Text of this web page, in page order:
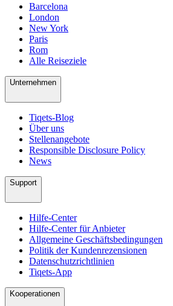
Barcelona
London
New York
Paris
Rom
Alle Reiseziele
Unternehmen
Tiqets-Blog
Über uns
Stellenangebote
Responsible Disclosure Policy
News
Support
Hilfe-Center
Hilfe-Center für Anbieter
Allgemeine Geschäftsbedingungen
Politik der Kundenrezensionen
Datenschutzrichtlinien
Tiqets-App
Kooperationen